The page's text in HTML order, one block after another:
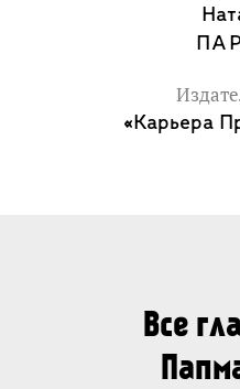
«Карьера
Все